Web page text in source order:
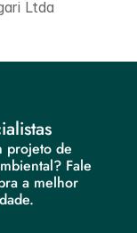
Ltda
projeto de
Fale
a melhor